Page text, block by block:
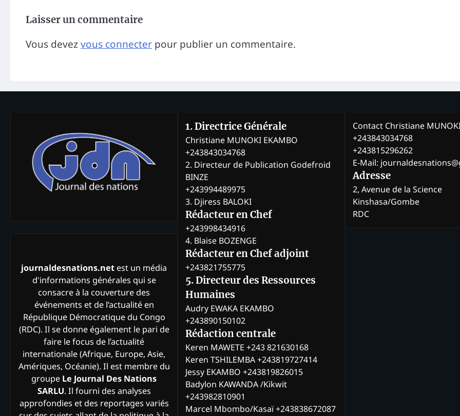
Laisser un commentaire
Vous devezvous connecter pour publier un commentaire.
journaldesnations.net est un média
d'informations générales qui se
consacre à la couverture des
événements et de l’actualité en
République Démocratique du Congo
(RDC). Il se donne également le pari de
faire le focus de l’actualité
internationale (Afrique, Europe, Asie,
Amériques, Océanie). Il est membre du
groupe Le Journal Des Nations
SARLU. Il fourni des analyses
approfondies et des reportages variés
1. Directrice Générale
Christiane MUNOKI EKAMBO
+243843034768
2. Directeur de Publication Godefroid
BINZE
+243994489975
3. Djiress BALOKI
Rédacteur en Chef
+243998434916
4. Blaise BOZENGE
Rédacteur en Chef adjoint
+243821755775
5. Directeur des Ressources
Humaines
Audry EWAKA EKAMBO
+243890150102
Rédaction centrale
Keren MAWETE +243 821630168
Keren TSHILEMBA +243819727414
Jessy EKAMBO +243819826015
Badylon KAWANDA /Kikwit
+243982810901
Marcel Mbombo/Kasaï +243838672087
Contact Christiane
+243843034768
+243815296262
E-Mail:
Adresse
2, Avenue de la Science
Kinshasa/Gombe
RDC